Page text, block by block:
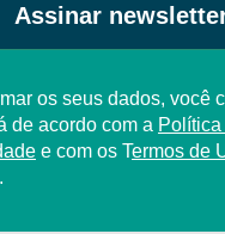
Assinar
os seus dados, você
de acordo com a Política
e com os Termos de